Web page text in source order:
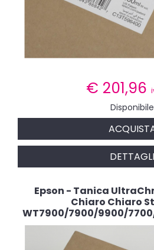
€ 201,96
Disponibile
DETTAGLI
Epson - Tanica
Chiaro Chiaro
WT7900/7900/9900/